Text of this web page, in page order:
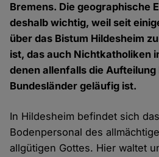
Bremens. Die geographische
deshalb wichtig, weil seit
über das Bistum Hildesheim
ist, das auch Nichtkatholiken
denen allenfalls die
Bundesländer geläufig ist.
In Hildesheim befindet sich
Bodenpersonal des
allgütigen Gottes. Hier waltet